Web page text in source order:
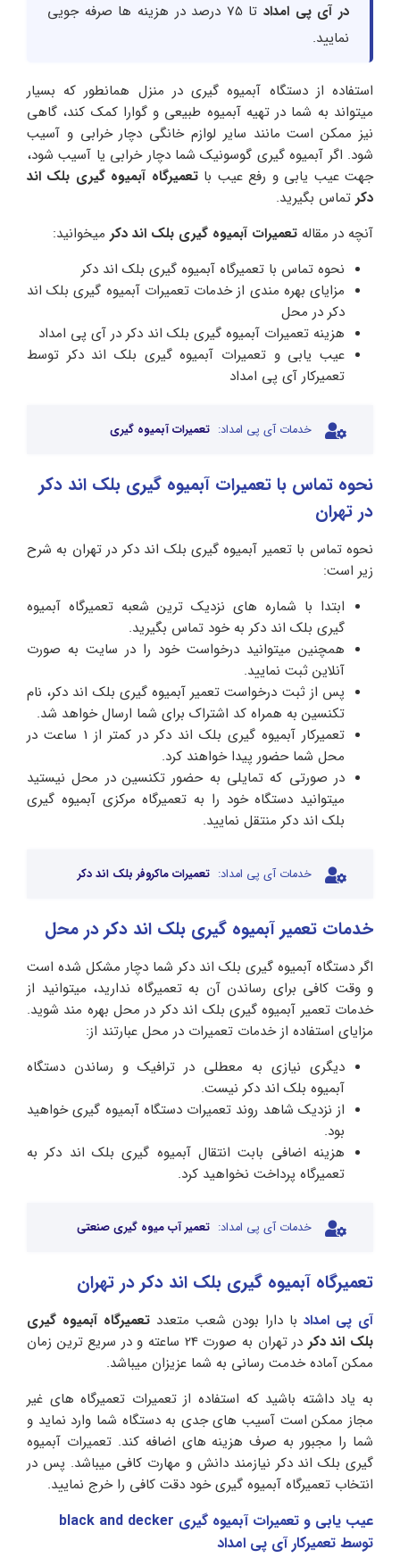
در آی پی امداد
تا 75 درصد در هزینه ها صرفه جویی
نمایید.
استفاده از دستگاه آبمیوه گیری در منزل همانطور که بسیار
میتواند به شما در تهیه آبمیوه طبیعی و گوارا کمک کند، گاهی
نیز ممکن است مانند سایر لوازم خانگی دچار خرابی و آسیب
شود. اگر آبمیوه گیری گوسونیک شما دچار خرابی یا آسیب شود،
جهت عیب یابی و رفع عیب باتعمیرگاه آبمیوه گیری بلک اند
دکر تماس بگیرید.
آنچه در مقاله تعمیرات آبمیوه گیری بلک اند دکر میخوانید:
نحوه تماس با تعمیرگاه آبمیوه گیری بلک اند دکر
مزایای بهره مندی از خدمات تعمیرات آبمیوه گیری بلک اند
دکر در محل
هزینه تعمیرات آبمیوه گیری بلک اند دکر در آی پی امداد
عیب یابی و تعمیرات آبمیوه گیری بلک اند دکر توسط
تعمیرکار آی پی امداد
خدمات آی پی امداد: تعمیرات آبمیوه گیری
نحوه تماس با تعمیرات آبمیوه گیری بلک اند دکر
در تهران
نحوه تماس با تعمیر آبمیوه گیری بلک اند دکر در تهران به شرح
زیر است:
ابتدا با شماره های نزدیک ترین شعبه تعمیرگاه آبمیوه
گیری بلک اند دکر به خود تماس بگیرید.
همچنین میتوانید درخواست خود را در سایت به صورت
آنلاین ثبت نمایید.
پس از ثبت درخواست تعمیر آبمیوه گیری بلک اند دکر، نام
تکنسین به همراه کد اشتراک برای شما ارسال خواهد شد.
تعمیرکار آبمیوه گیری بلک اند دکر در کمتر از 1 ساعت در
محل شما حضور پیدا خواهند کرد.
در صورتی که تمایلی به حضور تکنسین در محل نیستید
میتوانید دستگاه خود را به تعمیرگاه مرکزی آبمیوه گیری
بلک اند دکر منتقل نمایید.
خدمات آی پی امداد: تعمیرات ماکروفر بلک اند دکر
خدمات تعمیر آبمیوه گیری بلک اند دکر در محل
اگر دستگاه آبمیوه گیری بلک اند دکر شما دچار مشکل شده است
و وقت کافی برای رساندن آن به تعمیرگاه ندارید، میتوانید از
خدمات تعمیر آبمیوه گیری بلک اند دکر در محل بهره مند شوید.
مزایای استفاده از خدمات تعمیرات در محل عبارتند از:
دیگری نیازی به معطلی در ترافیک و رساندن دستگاه
آبمیوه بلک اند دکر نیست.
از نزدیک شاهد روند تعمیرات دستگاه آبمیوه گیری خواهید
بود.
هزینه اضافی بابت انتقال آبمیوه گیری بلک اند دکر به
تعمیرگاه پرداخت نخواهید کرد.
خدمات آی پی امداد: تعمیر آب میوه گیری صنعتی
تعمیرگاه آبمیوه گیری بلک اند دکر در تهران
آی پی امداد با دارا بودن شعب متعدد تعمیرگاه آبمیوه گیری
بلک اند دکر
در تهران به صورت 24 ساعته و در سریع ترین زمان
ممکن آماده خدمت رسانی به شما عزیزان میباشد.
به یاد داشته باشید که استفاده از تعمیرات تعمیرگاه های غیر
مجاز ممکن است آسیب های جدی به دستگاه شما وارد نماید و
شما را مجبور به صرف هزینه های اضافه کند. تعمیرات آبمیوه
گیری بلک اند دکر نیازمند دانش و مهارت کافی میباشد. پس در
انتخاب تعمیرگاه آبمیوه گیری خود دقت کافی را خرج نمایید.
عیب یابی و تعمیرات آبمیوه گیری black and decker
توسط تعمیرکار آی پی امداد